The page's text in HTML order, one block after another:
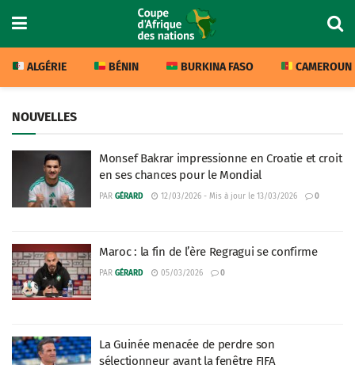
ALGÉRIE BÉNIN BURKINA FASO CAMEROUN
NOUVELLES
Monsef Bakrar impressionne en Croatie et croit
en ses chances pour le Mondial
PAR GÉRARD 12/03/2026 - Mis à jour le 13/03/2026 0
Maroc : la fin de l’ère Regragui se confirme
PAR GÉRARD 05/03/2026 0
La Guinée menacée de perdre son
sélectionneur avant la fenêtre FIFA